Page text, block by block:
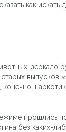
как искать
прошлись
без каких-